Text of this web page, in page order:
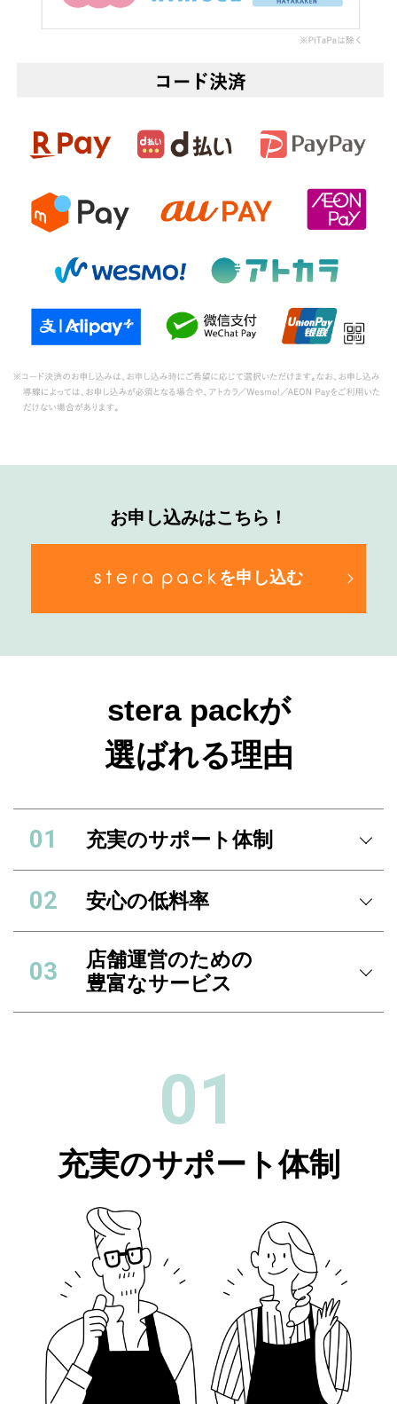
お申し込みはこちら！
を申し込む
stera packが
選ばれる理由
充実のサポート体制
安心の低料率
店舗運営のための
豊富なサービス
01
充実のサポート体制